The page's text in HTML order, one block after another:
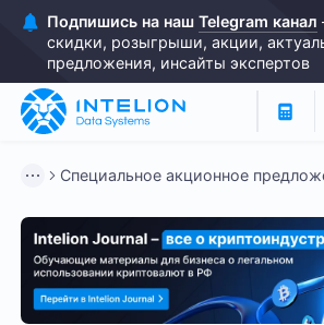
Подпишись на наш Telegram канал
скидки, розыгрыши, акции,
предложения, инсайты экспертов
Специальное акционное